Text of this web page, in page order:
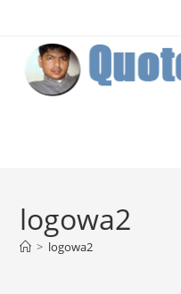
content
logowa2
> logowa2